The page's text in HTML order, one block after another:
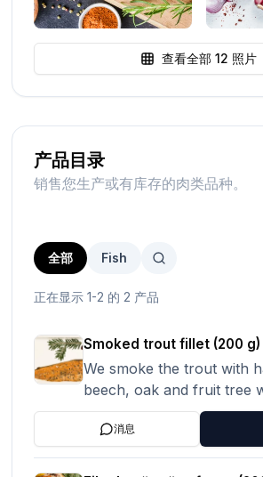
查看全部 12 照片
产品目录
销售您生产或有库存的肉类品种。
全部 Fish
正在显示 1-2 的 2 产品
Smoked trout fillet (200 g)
We smoke the trout with
beech, oak and fruit tree
and plum. Before being
trout is marinated for at
various spices. Placed
消息